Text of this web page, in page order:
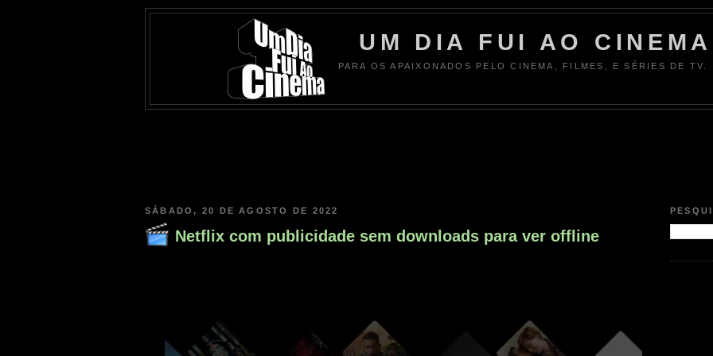
UM DIA FUI AO CINEMA
PARA OS APAIXONADOS PELO CINEMA, FILMES, E SÉRIES DE TV.
SÁBADO, 20 DE AGOSTO DE 2022
Netflix com publicidade sem downloads para ver offline